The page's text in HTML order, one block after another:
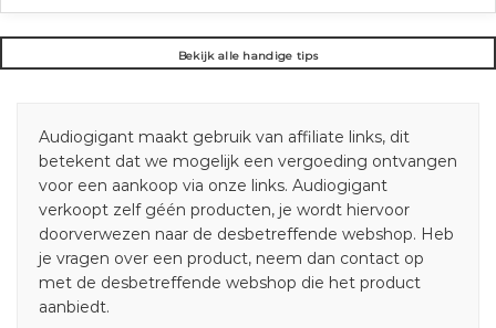
Bekijk alle handige tips
Audiogigant maakt gebruik van affiliate links, dit
betekent dat we mogelijk een vergoeding ontvangen
voor een aankoop via onze links. Audiogigant
verkoopt zelf géén producten, je wordt hiervoor
doorverwezen naar de desbetreffende webshop. Heb
je vragen over een product, neem dan contact op
met de desbetreffende webshop die het product
aanbiedt.